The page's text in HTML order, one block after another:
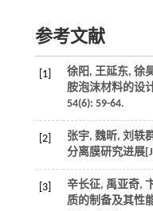
参考文献
[1] 徐阳, 王延东, 徐
胺泡沫材料的设
54(6): 59-64.
[2]
张宇, 魏昕, 刘轶
分离膜研究进展
[3] 辛长征, 禹亚奇,
质的制备及其性